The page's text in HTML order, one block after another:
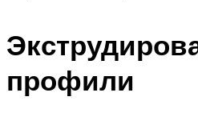
профили